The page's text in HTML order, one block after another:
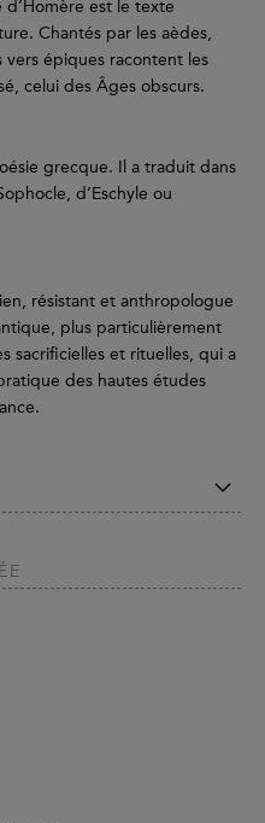
d’Homère est le texte
Chantés par les aèdes,
vers épiques racontent les
celui des Âges obscurs.
grecque. Il a traduit dans
d’Eschyle ou
résistant et anthropologue
plus particulièrement
sacrificielles et rituelles, qui a
des hautes études